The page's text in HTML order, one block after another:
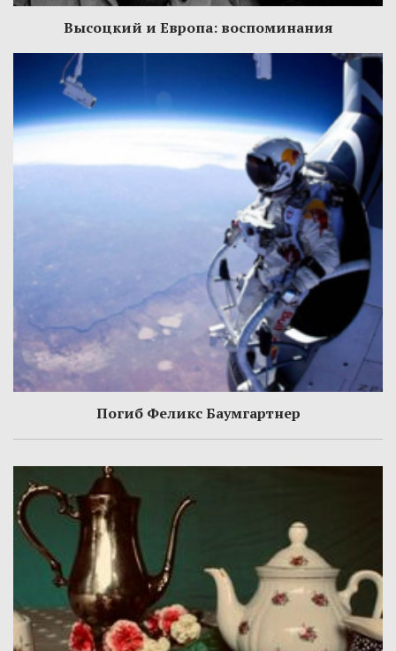
Высоцкий и Европа: воспоминания
Погиб Феликс Баумгартнер